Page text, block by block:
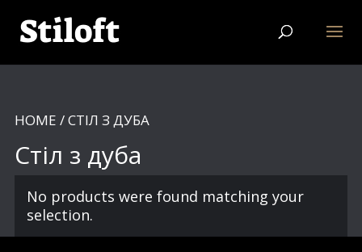
HOME / СТІЛ З ДУБА
Стіл з дуба
No products were found matching your
selection.